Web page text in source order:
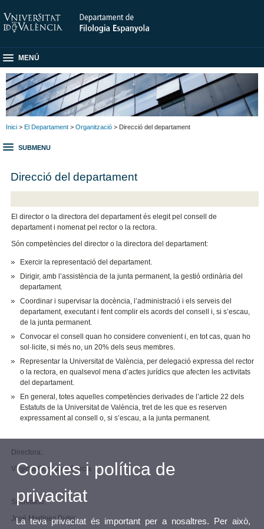
MENÚ
Inici > El Departament > Organització > Direcció del departament
SUBMENU
Direcció del departament
El director o la directora del departament és elegit pel consell de
departament i nomenat pel rector o la rectora.
Són competències del director o la directora del departament:
Exercir la representació del departament.
Dirigir, amb l’assistència de la junta permanent, la gestió ordinària del
departament.
Coordinar i supervisar la docència, l’administració i els serveis del
departament, executant i fent complir els acords del consell i, si s’escau,
de la junta permanent.
Convocar el consell quan ho considere convenient i, en tot cas, quan ho
sol·licite, si més no, un 20% dels seus membres.
Representar la Universitat de València, per delegació expressa del rector
o la rectora, en qualsevol mena d’actes jurídics que afecten les activitats
del departament.
En general, totes aquelles competències derivades de l’article 22 dels
Estatuts de la Universitat de València, tret de les que es reserven
expressament al consell o, si s’escau, a la junta permanent.
Directora:
Virginia González García
Secretario:
José Martínez Rubio
Cookies i política de
privacitat
La teva privacitat és important per a nosaltres. Per això,